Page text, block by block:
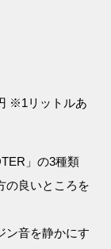
※1リットルあ
」の3種類
の良いところを
ン音を静かにす